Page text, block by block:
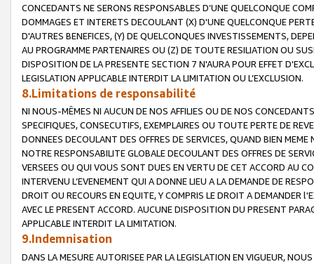
CONCEDANTS NE SERONS RESPONSABLES D’UNE QUELCONQUE
DOMMAGES ET INTERETS DECOULANT (X) D'UNE QUELCONQUE
D'AUTRES BENEFICES, (Y) DE QUELCONQUES INVESTISSEMENTS,
AU PROGRAMME PARTENAIRES OU (Z) DE TOUTE RESILIATION OU
DISPOSITION DE LA PRESENTE SECTION 7 N'AURA POUR EFFET
LEGISLATION APPLICABLE INTERDIT LA LIMITATION OU L’EXCLUSION.
8.Limitations de responsabilité
NI NOUS-MÊMES NI AUCUN DE NOS AFFILIES OU DE NOS
SPECIFIQUES, CONSECUTIFS, EXEMPLAIRES OU TOUTE PERTE DE
DONNEES DECOULANT DES OFFRES DE SERVICES, QUAND BIEN
NOTRE RESPONSABILITE GLOBALE DECOULANT DES OFFRES DE
VERSEES OU QUI VOUS SONT DUES EN VERTU DE CET ACCORD AU
INTERVENU L’EVENEMENT QUI A DONNE LIEU A LA DEMANDE DE
DROIT OU RECOURS EN EQUITE, Y COMPRIS LE DROIT A DEMANDER
AVEC LE PRESENT ACCORD. AUCUNE DISPOSITION DU PRESENT
APPLICABLE INTERDIT LA LIMITATION.
9.Indemnisation
DANS LA MESURE AUTORISEE PAR LA LEGISLATION EN VIGUEUR,